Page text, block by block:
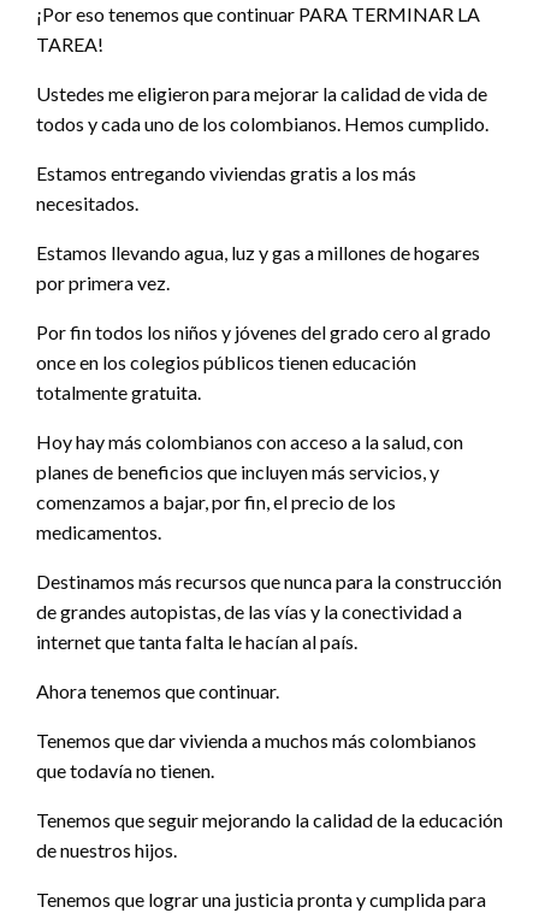
¡Por eso tenemos que continuar PARA TERMINAR LA
TAREA!
Ustedes me eligieron para mejorar la calidad de vida de
todos y cada uno de los colombianos. Hemos cumplido.
Estamos entregando viviendas gratis a los más
necesitados.
Estamos llevando agua, luz y gas a millones de hogares
por primera vez.
Por fin todos los niños y jóvenes del grado cero al grado
once en los colegios públicos tienen educación
totalmente gratuita.
Hoy hay más colombianos con acceso a la salud, con
planes de beneficios que incluyen más servicios, y
comenzamos a bajar, por fin, el precio de los
medicamentos.
Destinamos más recursos que nunca para la construcción
de grandes autopistas, de las vías y la conectividad a
internet que tanta falta le hacían al país.
Ahora tenemos que continuar.
Tenemos que dar vivienda a muchos más colombianos
que todavía no tienen.
Tenemos que seguir mejorando la calidad de la educación
de nuestros hijos.
Tenemos que lograr una justicia pronta y cumplida para